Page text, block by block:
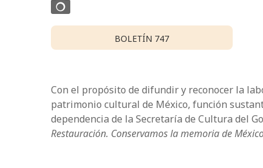
BOLETÍN 747
Con el propósito de difundir y reconocer la
patrimonio cultural de México, función
dependencia de la Secretaría de Cultura del
Restauración. Conservamos la memoria de